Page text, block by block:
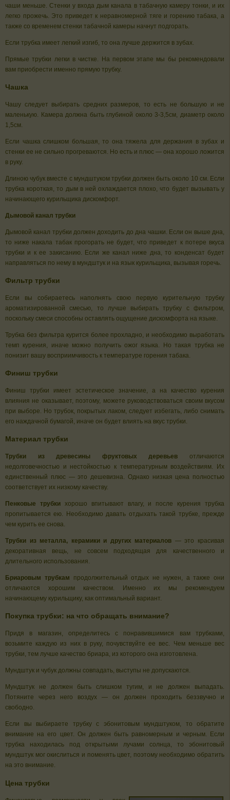
чаши меньше. Стенки у входа дым канала в табачную камеру тонки, и их
легко прожечь. Это приведет к неравномерной тяге и горению табака, а
также со временем стенки табачной камеры начнут подгорать.
Если трубка имеет легкий изгиб, то она лучше держится в зубах.
Прямые трубки легки в чистке. На первом этапе мы бы рекомендовали
вам приобрести именно прямую трубку.
Чашка
Чашу следует выбирать средних размеров, то есть не большую и не
маленькую. Камера должна быть глубиной около 3-3,5см, диаметр около
1,5см.
Если чашка слишком большая, то она тяжела для держания в зубах и
стенки ее не сильно прогреваются. Но есть и плюс — она хорошо ложится
в руку.
Длиною чубук вместе с мундштуком трубки должен быть около 10 см. Если
трубка короткая, то дым в ней охлаждается плохо, что будет вызывать у
начинающего курильщика дискомфорт.
Дымовой канал трубки
Дымовой канал трубки должен доходить до дна чашки. Если он выше дна,
то ниже накала табак прогорать не будет, что приведет к потере вкуса
трубки и к ее закисанию. Если же канал ниже дна, то конденсат будет
направляться по нему в мундштук и на язык курильщика, вызывая горечь.
Фильтр трубки
Если вы собираетесь наполнять свою первую курительную трубку
ароматизированной смесью, то лучше выбирать трубку с фильтром,
поскольку смеси способны оставлять ощущение дискомфорта на языке.
Трубка без фильтра курится более прохладно, и необходимо выработать
темп курения, иначе можно получить ожог языка. Но такая трубка не
понизит вашу восприимчивость к температуре горения табака.
Финиш трубки
Финиш трубки имеет эстетическое значение, а на качество курения
влияния не оказывает, поэтому, можете руководствоваться своим вкусом
при выборе. Но трубок, покрытых лаком, следует избегать, либо снимать
его наждачной бумагой, иначе он будет влиять на вкус трубки.
Материал трубки
Трубки из древесины фруктовых деревьев отличаются
недолговечностью и нестойкостью к температурным воздействиям. Их
единственный плюс — это дешевизна. Однако низкая цена полностью
соответствует их низкому качеству.
Пенковые трубкихорошо впитывают влагу, и после курения трубка
пропитывается ею. Необходимо давать отдыхать такой трубке, прежде
чем курить ее снова.
Трубки из металла, керамики и других материалов — это красивая
декоративная вещь, не совсем подходящая для качественного и
длительного использования.
Бриаровым трубкам продолжительный отдых не нужен, а также они
отличаются хорошим качеством. Именно их мы рекомендуем
начинающему курильщику, как оптимальный вариант.
Покупка трубки: на что обращать внимание?
Придя в магазин, определитесь с понравившимися вам трубками,
возьмите каждую из них в руку, почувствуйте ее вес. Чем меньше вес
трубки, тем лучше качество бриара, из которого она изготовлена.
Мундштук и чубук должны совпадать, выступы не допускаются.
Мундштук не должен быть слишком тугим, и не должен выпадать.
Потяните через него воздух — он должен проходить беззвучно и
свободно.
Если вы выбираете трубку с эбонитовым мундштуком, то обратите
внимание на его цвет. Он должен быть равномерным и черным. Если
трубка находилась под открытыми лучами солнца, то эбонитовый
мундштук мог окислиться и поменять цвет, поэтому необходимо обратить
на это внимание.
Цена трубки